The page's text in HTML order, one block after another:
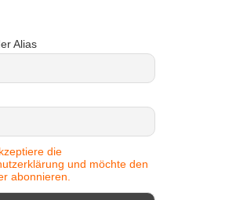
Alias
die
und möchte den
abonnieren.